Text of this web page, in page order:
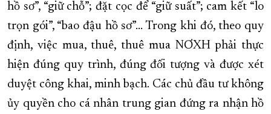
hồ sơ”, “giữ chỗ”; đặt cọc để “giữ suất”; cam kết “lo
trọn gói”, “bao đậu hồ sơ”… Trong khi đó, theo quy
định, việc mua, thuê, thuê mua NƠXH phải thực
hiện đúng quy trình, đúng đối tượng và được xét
duyệt công khai, minh bạch. Các chủ đầu tư không
ủy quyền cho cá nhân trung gian đứng ra nhận hồ